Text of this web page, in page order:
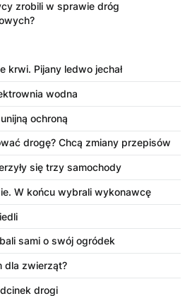
zrobili w sprawie dróg
krwi. Pijany ledwo jechał
wodna
ochroną
drogę? Chcą zmiany przepisów
się trzy samochody
W końcu wybrali wykonawcę
sami o swój ogródek
dla zwierząt?
drogi